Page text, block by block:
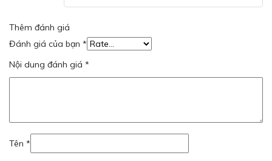
Thêm đánh giá
Đánh giá của bạn *
Nội dung đánh giá *
Tên *